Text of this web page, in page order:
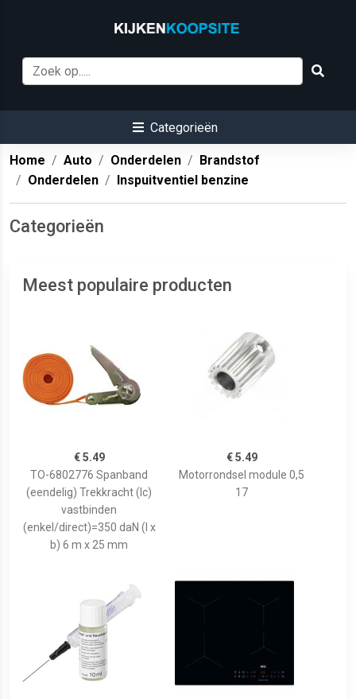
Categorieën
Home Auto Onderdelen
Brandstof
Onderdelen
Inspuitventiel benzine
Categorieën
Meest populaire producten
€ 5.49
TO-6802776 Spanband
(eendelig) Trekkracht (lc)
vastbinden
(enkel/direct)=350 daN (l x
b) 6 m x 25 mm
€ 5.49
Motorrondsel module 0,5
17